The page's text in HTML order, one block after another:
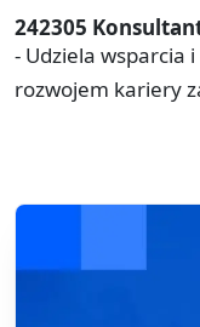
242305
- Udziela wsparcia
rozwojem kariery